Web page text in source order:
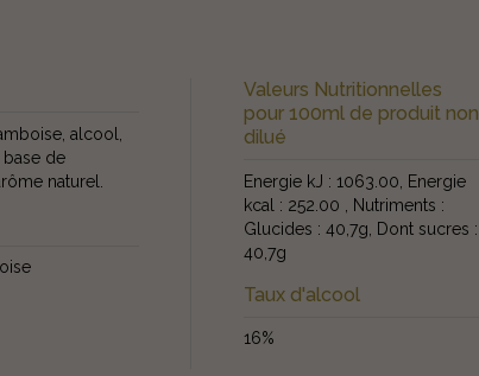
alcool,
base de
naturel.
Valeurs Nutritionnelles
pour 100ml de produit non
dilué
Energie kJ : 1063.00, Energie
kcal : 252.00 , Nutriments :
Glucides : 40,7g, Dont sucres :
40,7g
Taux d'alcool
16%